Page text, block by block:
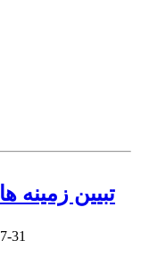
تبیین زمینه
7-31